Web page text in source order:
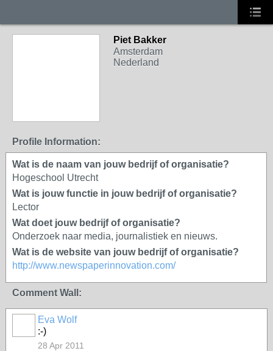
Piet Bakker
Amsterdam
Nederland
Profile Information:
Wat is de naam van jouw bedrijf of organisatie?
Hogeschool Utrecht
Wat is jouw functie in jouw bedrijf of organisatie?
Lector
Wat doet jouw bedrijf of organisatie?
Onderzoek naar media, journalistiek en nieuws.
Wat is de website van jouw bedrijf of organisatie?
http://www.newspaperinnovation.com/
Comment Wall:
Eva Wolf
:-)
28 Apr 2011